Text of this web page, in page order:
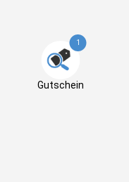
1
Gutschein